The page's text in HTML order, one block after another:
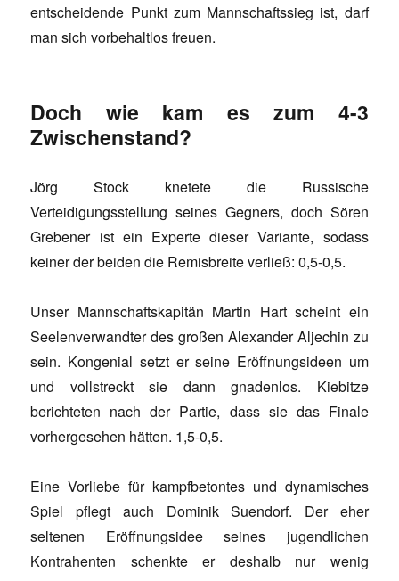
entscheidende Punkt zum Mannschaftssieg ist, darf
man sich vorbehaltlos freuen.
Doch wie kam es zum 4-3
Zwischenstand?
Jörg Stock knetete die Russische
Verteidigungsstellung seines Gegners, doch Sören
Grebener ist ein Experte dieser Variante, sodass
keiner der beiden die Remisbreite verließ: 0,5-0,5.
Unser Mannschaftskapitän Martin Hart scheint ein
Seelenverwandter des großen Alexander Aljechin zu
sein. Kongenial setzt er seine Eröffnungsideen um
und vollstreckt sie dann gnadenlos. Kiebitze
berichteten nach der Partie, dass sie das Finale
vorhergesehen hätten. 1,5-0,5.
Eine Vorliebe für kampfbetontes und dynamisches
Spiel pflegt auch Dominik Suendorf. Der eher
seltenen Eröffnungsidee seines jugendlichen
Kontrahenten schenkte er deshalb nur wenig